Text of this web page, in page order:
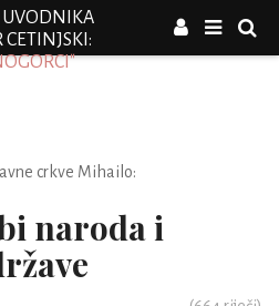
UVODNIKA
CETINJSKI:
crkve Mihailo:
naroda i